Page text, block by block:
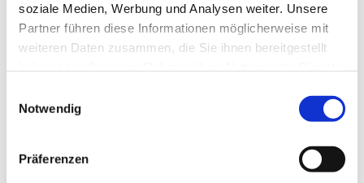
soziale Medien, Werbung und Analysen weiter. Unsere
Partner führen diese Informationen möglicherweise mit
weiteren Daten zusammen, die Sie ihnen bereitgestellt
Notwendig
Präferenzen
E-Mail-Adresse*
Website